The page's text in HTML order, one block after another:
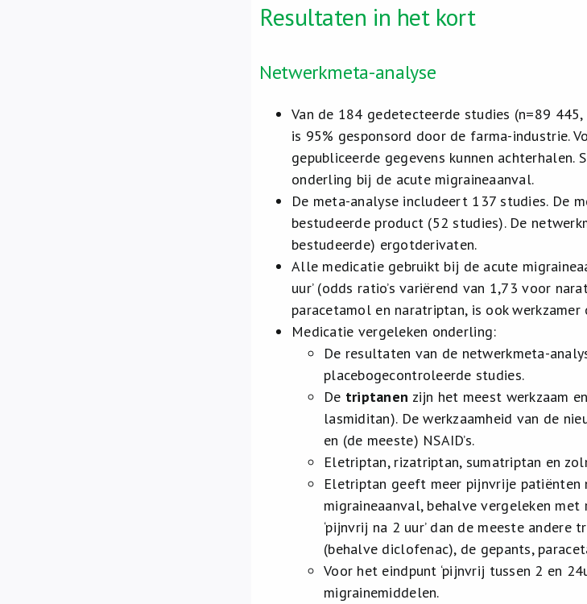
Resultaten in het kort
Netwerkmeta-analyse
Van de 184 gedetecteerde studies (n=89
is 95% gesponsord door de farma-industrie.
gepubliceerde gegevens kunnen
onderling bij de acute migraineaanval.
De meta-analyse includeert 137 studies. De
bestudeerde product (52 studies). De
bestudeerde) ergotderivaten.
Alle medicatie gebruikt bij de acute
uur’ (odds ratio’s variërend van 1,73 voor
paracetamol en naratriptan, is ook werkzamer
Medicatie vergeleken onderling:
De resultaten van de netwerkmeta-
placebogecontroleerde studies.
De triptanen zijn het meest werkzaam
lasmiditan). De werkzaamheid van de
en (de meeste) NSAID’s.
Eletriptan, rizatriptan, sumatriptan en
Eletriptan geeft meer pijnvrije
migraineaanval, behalve vergeleken
‘pijnvrij na 2 uur’ dan de meeste
(behalve diclofenac), de gepants,
Voor het eindpunt ‘pijnvrij tussen 2 en
migrainemiddelen.